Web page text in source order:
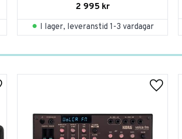
2 995 kr
I lager, leveranstid 1-3 vardagar